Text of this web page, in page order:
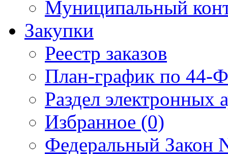
Муниципальный
Закупки
Реестр заказов
План-график по 44-
Раздел
Избранное (0)
Федеральный Закон